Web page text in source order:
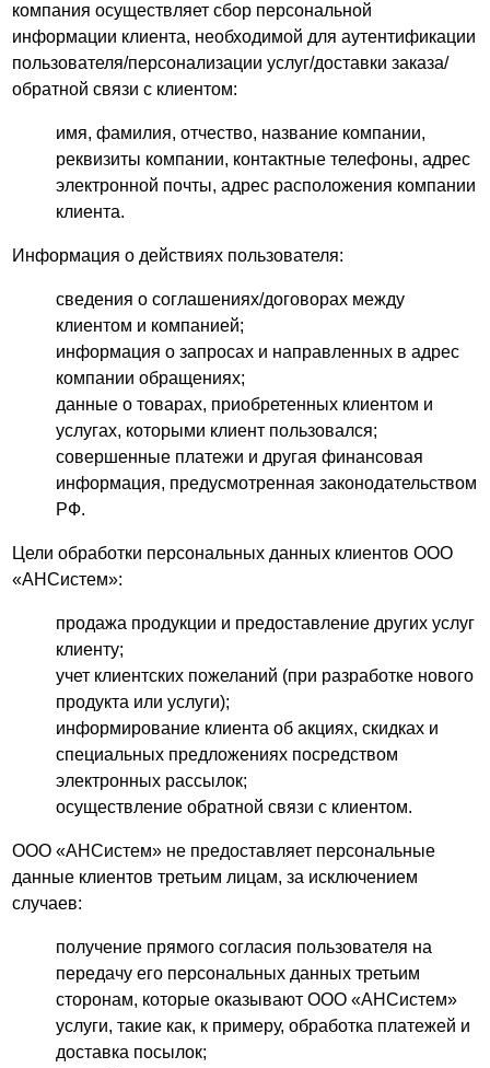
компания осуществляет сбор персональной
информации клиента, необходимой для аутентификации
пользователя/персонализации услуг/доставки заказа/
обратной связи с клиентом:
имя, фамилия, отчество, название компании,
реквизиты компании, контактные телефоны, адрес
электронной почты, адрес расположения компании
клиента.
Информация о действиях пользователя:
сведения о соглашениях/договорах между
клиентом и компанией;
информация о запросах и направленных в адрес
компании обращениях;
данные о товарах, приобретенных клиентом и
услугах, которыми клиент пользовался;
совершенные платежи и другая финансовая
информация, предусмотренная законодательством
РФ.
Цели обработки персональных данных клиентов ООО
«АНСистем»:
продажа продукции и предоставление других услуг
клиенту;
учет клиентских пожеланий (при разработке нового
продукта или услуги);
информирование клиента об акциях, скидках и
специальных предложениях посредством
электронных рассылок;
осуществление обратной связи с клиентом.
ООО «АНСистем» не предоставляет персональные
данные клиентов третьим лицам, за исключением
случаев:
получение прямого согласия пользователя на
передачу его персональных данных третьим
сторонам, которые оказывают ООО «АНСистем»
услуги, такие как, к примеру, обработка платежей и
доставка посылок;